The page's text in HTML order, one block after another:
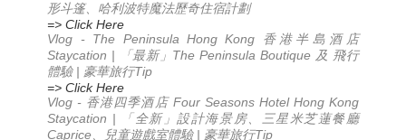
形斗篷、哈利波特魔法歷奇住宿計劃
=> Click Here
Vlog - The Peninsula Hong Kong 香港半島酒店
Staycation | 「最新」The Peninsula Boutique 及 飛行
體驗 | 豪華旅行Tip
=> Click Here
Vlog - 香港四季酒店 Four Seasons Hotel Hong Kong
Staycation | 「全新」設計海景房、三星米芝蓮餐廳
Caprice、兒童遊戲室體驗 | 豪華旅行Tip